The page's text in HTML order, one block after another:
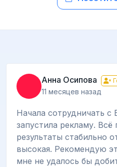
Анна Осипова
11 месяцев назад
Начала сотрудничать с
запустила рекламу.
результаты стабильно
высокая. Рекомендую
мне не удалось бы